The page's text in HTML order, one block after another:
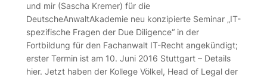
und mir (Sascha Kremer) für die
DeutscheAnwaltAkademie neu konzipierte Seminar „IT-
spezifische Fragen der Due Diligence“ in der
Fortbildung für den Fachanwalt IT-Recht angekündigt;
erster Termin ist am 10. Juni 2016 Stuttgart – Details
hier. Jetzt haben der Kollege Völkel, Head of Legal der